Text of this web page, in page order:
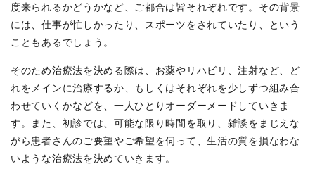
度来られるかどうかなど、ご都合は皆それぞれです。その背景
には、仕事が忙しかったり、スポーツをされていたり、という
こともあるでしょう。
そのため治療法を決める際は、お薬やリハビリ、注射など、ど
れをメインに治療するか、もしくはそれぞれを少しずつ組み合
わせていくかなどを、一人ひとりオーダーメードしていきま
す。また、初診では、可能な限り時間を取り、雑談をまじえな
がら患者さんのご要望やご希望を伺って、生活の質を損なわな
いような治療法を決めていきます。